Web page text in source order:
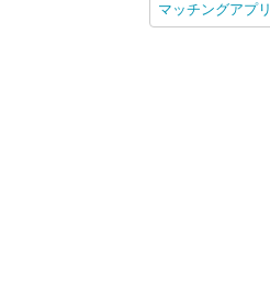
マッチングアプリ